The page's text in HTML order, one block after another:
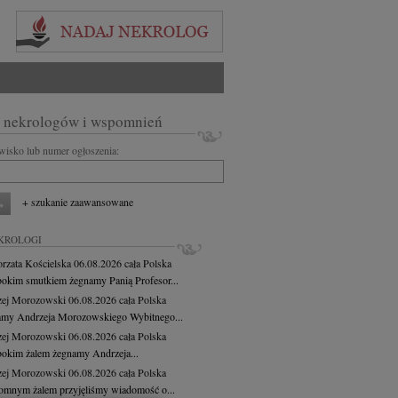
nekrologów i wspomnień
lub numer ogłoszenia:
+ szukanie zaawansowane
Kościelska06.08.2026cała Polska
smutkiem żegnamy Panią Profesor...
Morozowski 06.08.2026cała Polska
Andrzeja Morozowskiego Wybitnego...
Morozowski 06.08.2026cała Polska
żalem żegnamy Andrzeja...
Morozowski 06.08.2026cała Polska
żalem przyjęliśmy wiadomość o...